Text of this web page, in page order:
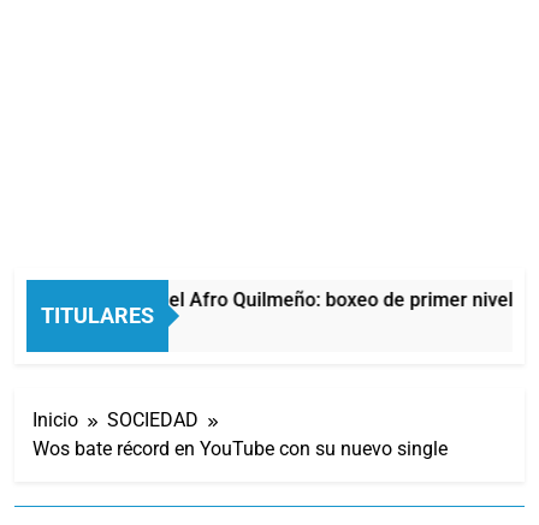
TITULARES
La noche del Afro Quilmeño: boxeo de primer nivel en
15 Horas Atrás
Inicio
SOCIEDAD
Wos bate récord en YouTube con su nuevo single